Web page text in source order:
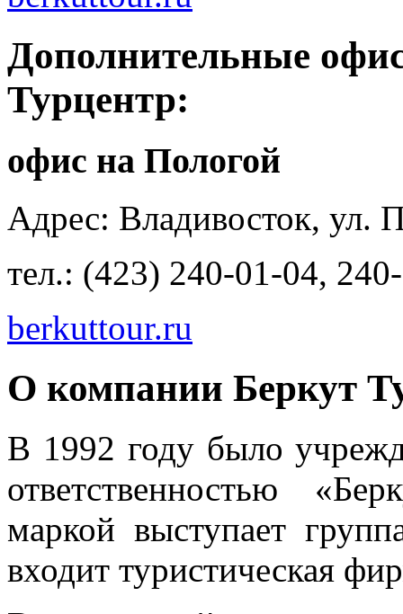
Дополнительные
Турцентр:
офис на Пологой
Адрес: Владивосток, ул.
тел.: (423) 240-01-04,
berkuttour.ru
О компании Беркут
В 1992 году было
ответственностью
маркой выступает
входит туристическая